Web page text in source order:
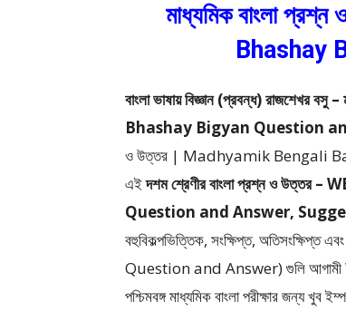
মাধ্যমিক বাংলা
Bhashay
বাংলা ভাষায় বিজ্ঞান (প্রবন্ধ)
Bhashay Bigyan Question
ও উত্তর | Madhyamik Bengali
এইদশম শ্রেণীর বাংলা প্রশ্ন ও
Question and Answer,
বহুবিকল্পভিত্তিক, সংক্ষিপ্ত,
Question and Answer)গুলি
পশ্চিমবঙ্গ মাধ্যমিক বাংলা পরীক্ষার জন্য খুব